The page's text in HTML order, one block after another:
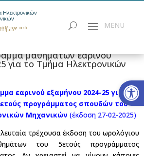
Ηλεκτρονικών
Μεσογειακό
μαθημάτων εαρινού
για το Τμήμα Ηλεκτρονικών
εαρινού εξαμήνου 2024-25 για τα
προγράμματος σπουδών του
Μηχανικών (έκδοση 27-02-2025)
τρέχουσα έκδοση του ωρολόγιου
του 5ετούς προγράμματος